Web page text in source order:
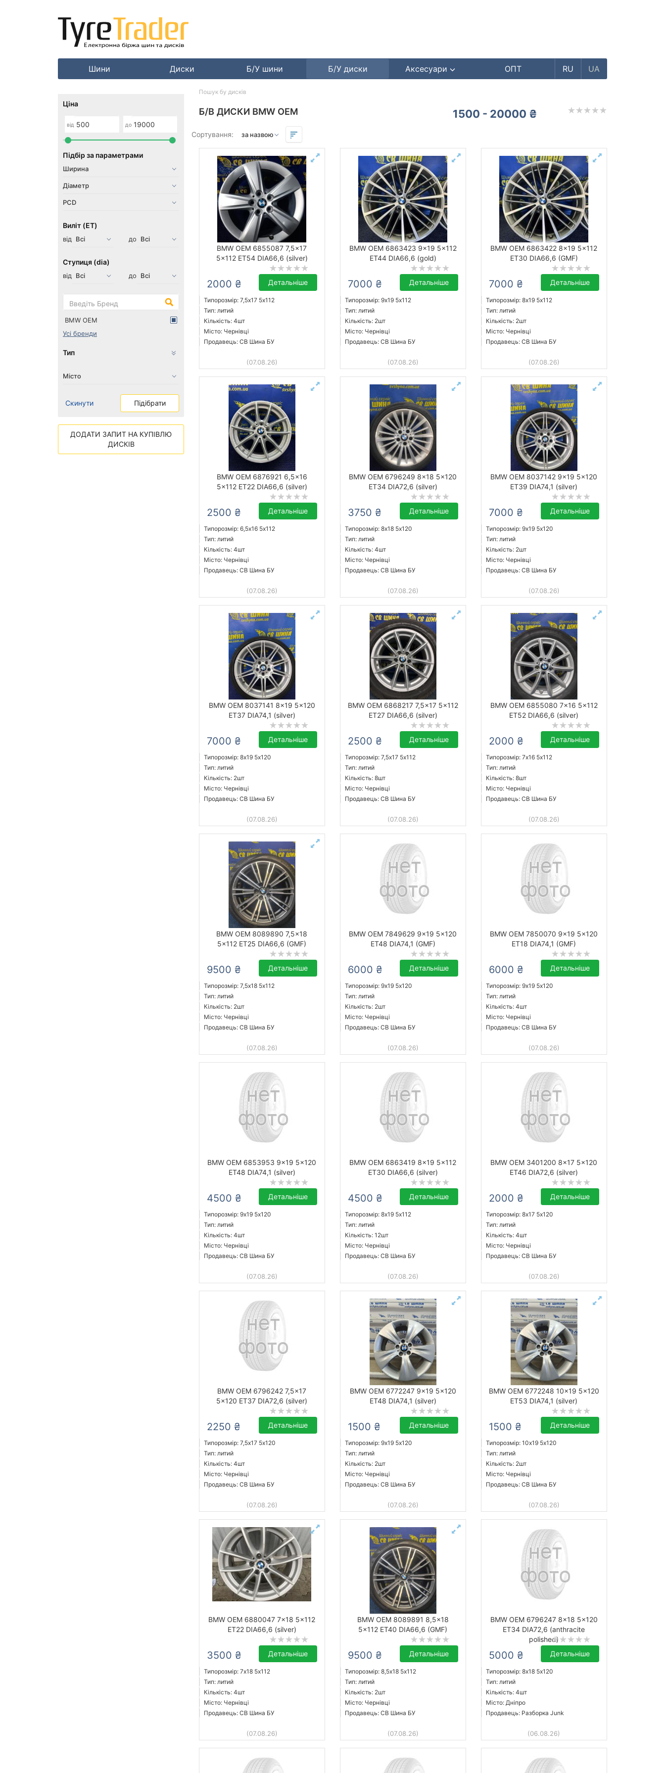
Шини Диски Б/У шини Б/У диски Аксесуари ОПТ RU UA
Б/В ДИСКИ BMW OEM 1500 - 20000 ₴
Сортування:
BMW OEM 6855087 7,5x17
5x112 ET54 DIA66,6 (silver)
2000 ₴ Детальніше
Типорозмір: 7,5x17 5х112
Тип: литий
Кількість: 4шт
Місто: Чернівці
Продавець: СВ Шина БУ
(07.08.26)
BMW OEM 6863423 9x19 5x112
ET44 DIA66,6 (gold)
7000 ₴ Детальніше
Типорозмір: 9x19 5х112
Тип: литий
Кількість: 2шт
Місто: Чернівці
Продавець: СВ Шина БУ
(07.08.26)
BMW OEM 6863422 8x19 5x112
ET30 DIA66,6 (GMF)
7000 ₴ Детальніше
Типорозмір: 8x19 5х112
Тип: литий
Кількість: 2шт
Місто: Чернівці
Продавець: СВ Шина БУ
(07.08.26)
BMW OEM 6876921 6,5x16
5x112 ET22 DIA66,6 (silver)
2500 ₴ Детальніше
Типорозмір: 6,5x16 5х112
Тип: литий
Кількість: 4шт
Місто: Чернівці
Продавець: СВ Шина БУ
(07.08.26)
BMW OEM 6796249 8x18 5x120
ET34 DIA72,6 (silver)
3750 ₴ Детальніше
Типорозмір: 8x18 5х120
Тип: литий
Кількість: 4шт
Місто: Чернівці
Продавець: СВ Шина БУ
(07.08.26)
BMW OEM 8037142 9x19 5x120
ET39 DIA74,1 (silver)
7000 ₴ Детальніше
Типорозмір: 9x19 5х120
Тип: литий
Кількість: 2шт
Місто: Чернівці
Продавець: СВ Шина БУ
(07.08.26)
BMW OEM 8037141 8x19 5x120
ET37 DIA74,1 (silver)
7000 ₴ Детальніше
Типорозмір: 8x19 5х120
Тип: литий
Кількість: 2шт
Місто: Чернівці
Продавець: СВ Шина БУ
(07.08.26)
BMW OEM 6868217 7,5x17 5x112
ET27 DIA66,6 (silver)
2500 ₴ Детальніше
Типорозмір: 7,5x17 5х112
Тип: литий
Кількість: 8шт
Місто: Чернівці
Продавець: СВ Шина БУ
(07.08.26)
BMW OEM 6855080 7x16 5x112
ET52 DIA66,6 (silver)
2000 ₴ Детальніше
Типорозмір: 7x16 5х112
Тип: литий
Кількість: 8шт
Місто: Чернівці
Продавець: СВ Шина БУ
(07.08.26)
BMW OEM 8089890 7,5x18
5x112 ET25 DIA66,6 (GMF)
9500 ₴ Детальніше
Типорозмір: 7,5x18 5х112
Тип: литий
Кількість: 2шт
Місто: Чернівці
Продавець: СВ Шина БУ
(07.08.26)
BMW OEM 7849629 9x19 5x120
ET48 DIA74,1 (GMF)
6000 ₴ Детальніше
Типорозмір: 9x19 5х120
Тип: литий
Кількість: 2шт
Місто: Чернівці
Продавець: СВ Шина БУ
(07.08.26)
BMW OEM 7850070 9x19 5x120
ET18 DIA74,1 (GMF)
6000 ₴ Детальніше
Типорозмір: 9x19 5х120
Тип: литий
Кількість: 4шт
Місто: Чернівці
Продавець: СВ Шина БУ
(07.08.26)
BMW OEM 6853953 9x19 5x120
ET48 DIA74,1 (silver)
4500 ₴ Детальніше
Типорозмір: 9x19 5х120
Тип: литий
Кількість: 4шт
Місто: Чернівці
Продавець: СВ Шина БУ
(07.08.26)
BMW OEM 6863419 8x19 5x112
ET30 DIA66,6 (silver)
4500 ₴ Детальніше
Типорозмір: 8x19 5х112
Тип: литий
Кількість: 12шт
Місто: Чернівці
Продавець: СВ Шина БУ
(07.08.26)
BMW OEM 3401200 8x17 5x120
ET46 DIA72,6 (silver)
2000 ₴ Детальніше
Типорозмір: 8x17 5х120
Тип: литий
Кількість: 4шт
Місто: Чернівці
Продавець: СВ Шина БУ
(07.08.26)
BMW OEM 6796242 7,5x17
5x120 ET37 DIA72,6 (silver)
2250 ₴ Детальніше
Типорозмір: 7,5x17 5х120
Тип: литий
Кількість: 4шт
Місто: Чернівці
Продавець: СВ Шина БУ
(07.08.26)
BMW OEM 6772247 9x19 5x120
ET48 DIA74,1 (silver)
1500 ₴ Детальніше
Типорозмір: 9x19 5х120
Тип: литий
Кількість: 2шт
Місто: Чернівці
Продавець: СВ Шина БУ
(07.08.26)
BMW OEM 6772248 10x19 5x120
ET53 DIA74,1 (silver)
1500 ₴ Детальніше
Типорозмір: 10x19 5х120
Тип: литий
Кількість: 2шт
Місто: Чернівці
Продавець: СВ Шина БУ
(07.08.26)
BMW OEM 6880047 7x18 5x112
ET22 DIA66,6 (silver)
3500 ₴ Детальніше
Типорозмір: 7x18 5х112
Тип: литий
Кількість: 4шт
Місто: Чернівці
Продавець: СВ Шина БУ
(07.08.26)
BMW OEM 8089891 8,5x18
5x112 ET40 DIA66,6 (GMF)
9500 ₴ Детальніше
Типорозмір: 8,5x18 5х112
Тип: литий
Кількість: 2шт
Місто: Чернівці
Продавець: СВ Шина БУ
(07.08.26)
BMW OEM 6796247 8x18 5x120
ET34 DIA72,6 (anthracite
polished)
5000 ₴ Детальніше
Типорозмір: 8x18 5х120
Тип: литий
Кількість: 4шт
Місто: Дніпро
Продавець: Разборка Junk
(06.08.26)
Пошук бу дисків
Ціна
від до
Підбір за параметрами
Виліт (ET)
від до
Ступиця (dia)
від до
BMW OEM
Усі бренди
Тип
Скинути Підібрати
ДОДАТИ ЗАПИТ НА КУПІВЛЮ
ДИСКІВ